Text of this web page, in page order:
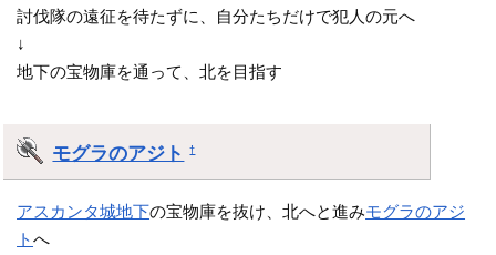
討伐隊の遠征を待たずに、自分たちだけで犯人の元へ
↓
地下の宝物庫を通って、北を目指す
モグラのアジト †
アスカンタ城地下の宝物庫を抜け、北へと進みモグラのアジ
トへ